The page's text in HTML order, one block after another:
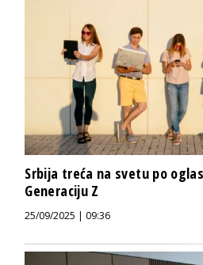
Srbija treća na svetu po
Generaciju Z
25/09/2025 | 09:36